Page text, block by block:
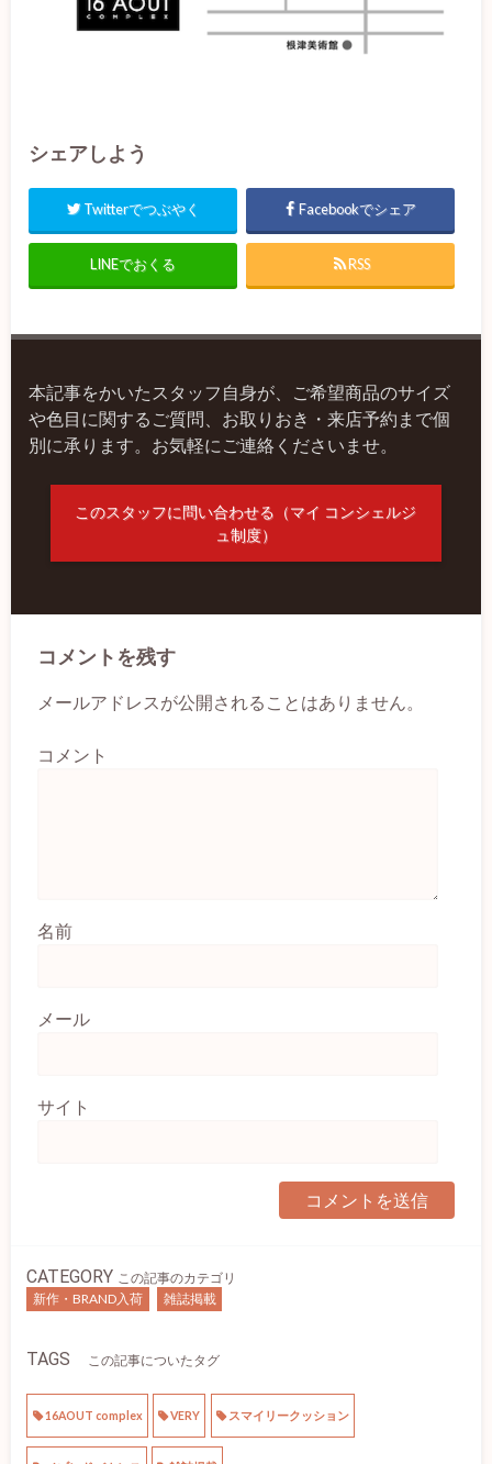
シェアしよう
Twitterでつぶやく Facebookでシェア
LINEでおくる RSS
本記事をかいたスタッフ自身が、ご希望商品のサイズ
や色目に関するご質問、お取りおき・来店予約まで個
別に承ります。お気軽にご連絡くださいませ。
このスタッフに問い合わせる（マイ コンシェルジ
ュ制度）
コメントを残す
メールアドレスが公開されることはありません。
コメント
名前
メール
サイト
CATEGORY この記事のカテゴリ
新作・BRAND入荷
雑誌掲載
TAGS この記事についたタグ
16AOUT complex VERY スマイリークッション